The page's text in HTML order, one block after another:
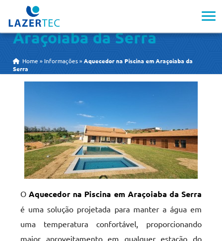
Aquecedor na Piscina em
Araçoiaba da Serra
Home » Informações »Aquecedor na Piscina em Araçoiaba da
Serra
OAquecedor na Piscina em Araçoiaba da Serra
é uma solução projetada para manter a água em
uma temperatura confortável, proporcionando
maior aproveitamento em qualquer estação do